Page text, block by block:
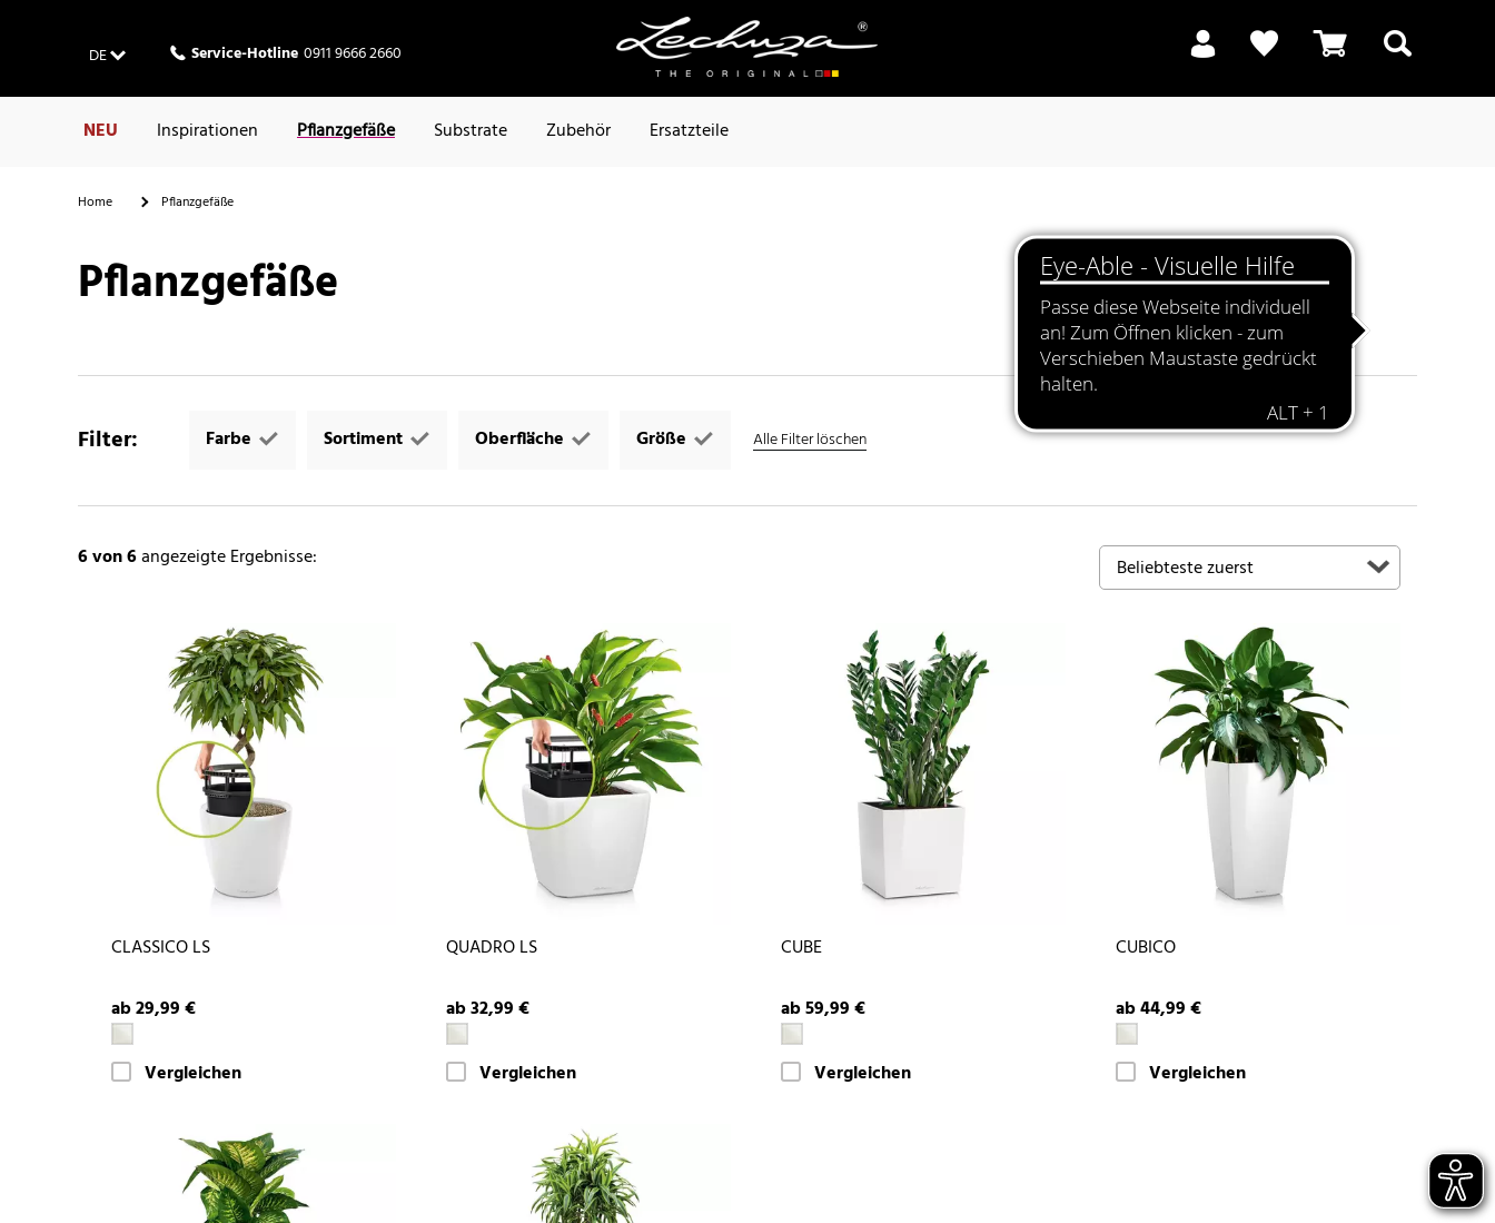
DE Service-Hotline 0911 9666 2660
NEU Inspirationen Pflanzgefäße Substrate Zubehör Ersatzteile
Suchen
Home Pflanzgefäße
Pflanzgefäße
Filter: Farbe Sortiment Oberfläche Größe Alle Filter löschen
6von 6angezeigte Ergebnisse:
CLASSICO LS
ab 29,99 €
Vergleichen
QUADRO LS
ab 32,99 €
Vergleichen
CUBE
ab 59,99 €
Vergleichen
CUBICO
ab 44,99 €
Vergleichen